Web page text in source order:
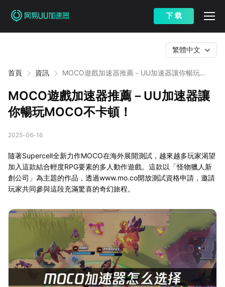
下 载
首頁 資訊
MOCO遊戲加速器推薦－UU加速器讓你暢玩
繁體中文
MOCO遊戲加速器推薦－UU加速器讓
你暢玩MOCO不卡頓！
2025-06-16
隨著Supercell全新力作MOCO在海外展開測試，越來越多玩家渴望
加入這款結合輕度RPG要素的多人動作遊戲。這款以「怪物獵人新
創公司」為主題的作品，透過www.mo.co開放測試資格申請，邀請
玩家共同參與這段充滿驚喜的奇幻旅程。